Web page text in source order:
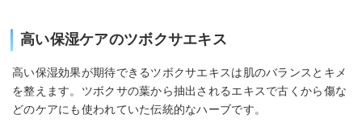
高い保湿ケアのツボクサエキス
高い保湿効果が期待できるツボクサエキスは肌のバランスとキメ
を整えます。ツボクサの葉から抽出されるエキスで古くから傷な
どのケアにも使われていた伝統的なハーブです。